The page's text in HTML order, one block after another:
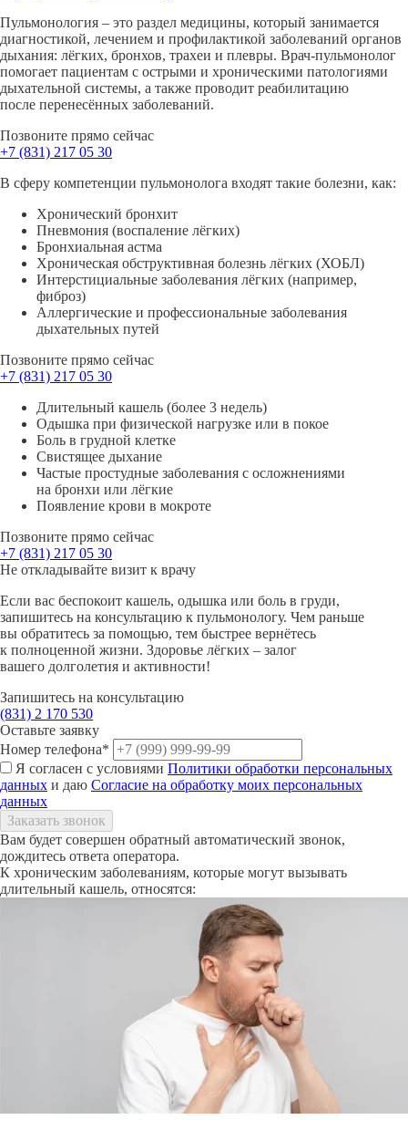
Пульмонология – это раздел медицины, который занимается
диагностикой, лечением и профилактикой заболеваний органов
дыхания: лёгких, бронхов, трахеи и плевры. Врач-пульмонолог
помогает пациентам с острыми и хроническими патологиями
дыхательной системы, а также проводит реабилитацию
после перенесённых заболеваний.
Позвоните прямо сейчас
+7 (831) 217 05 30
В сферу компетенции пульмонолога входят такие болезни, как:
Хронический бронхит
Пневмония (воспаление лёгких)
Бронхиальная астма
Хроническая обструктивная болезнь лёгких (ХОБЛ)
Интерстициальные заболевания лёгких (например,
фиброз)
Аллергические и профессиональные заболевания
дыхательных путей
Позвоните прямо сейчас
+7 (831) 217 05 30
Длительный кашель (более 3 недель)
Одышка при физической нагрузке или в покое
Боль в грудной клетке
Свистящее дыхание
Частые простудные заболевания с осложнениями
на бронхи или лёгкие
Появление крови в мокроте
Позвоните прямо сейчас
+7 (831) 217 05 30
Не откладывайте визит к врачу
Если вас беспокоит кашель, одышка или боль в груди,
запишитесь на консультацию к пульмонологу. Чем раньше
вы обратитесь за помощью, тем быстрее вернётесь
к полноценной жизни. Здоровье лёгких – залог
вашего долголетия и активности!
Запишитесь на консультацию
(831) 2 170 530
Оставьте заявку
Номер телефона*
Я согласен с условиями Политики обработки персональных
данных и даю Согласие на обработку моих персональных
данных
Вам будет совершен обратный автоматический звонок,
дождитесь ответа оператора.
К хроническим заболеваниям, которые могут вызывать
длительный кашель, относятся: